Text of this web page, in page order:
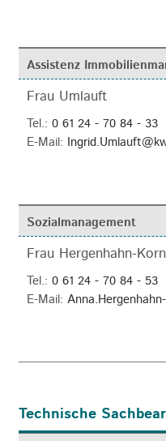
Assistenz
Frau Umlauft
Tel.: 0 61 24 - 70 84 - 33
E-Mail:
Sozialmanagement
Frau Hergenhahn-Korn
Tel.: 0 61 24 - 70 84 - 53
E-Mail:
Technische